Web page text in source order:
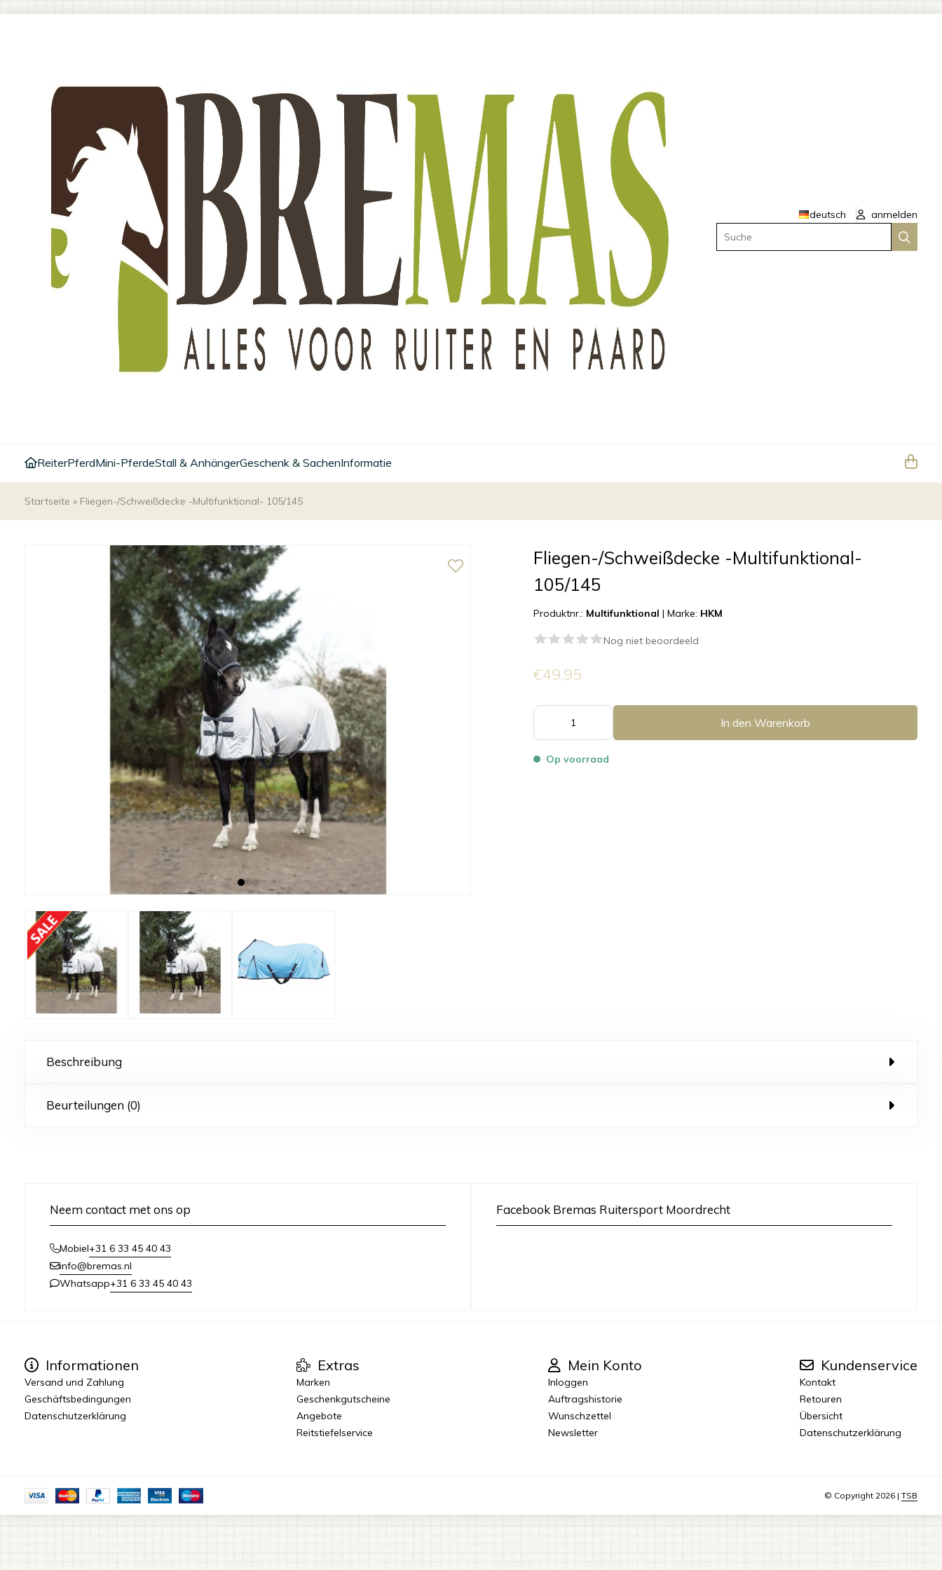
deutsch
anmelden
Suche
ReiterPferdMini-PferdeStall & AnhängerGeschenk & SachenInformatie
Startseite » Fliegen-/Schweißdecke -Multifunktional- 105/145
Fliegen-/Schweißdecke -Multifunktional-
105/145
Produktnr.: Multifunktional |Marke: HKM
Nog niet beoordeeld
€49,95
In den Warenkorb
Op voorraad
Beschreibung
Beurteilungen (0)
Neem contact met ons op
Mobiel+31 6 33 45 40 43
info@bremas.nl
Whatsapp+31 6 33 45 40 43
Facebook Bremas Ruitersport Moordrecht
Informationen
Versand und Zahlung
Geschäftsbedingungen
Datenschutzerklärung
Extras
Marken
Geschenkgutscheine
Angebote
Reitstiefelservice
Mein Konto
Inloggen
Auftragshistorie
Wunschzettel
Newsletter
Kundenservice
Kontakt
Retouren
Übersicht
Datenschutzerklärung
© Copyright 2026 | TSB